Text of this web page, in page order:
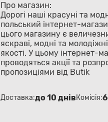
Про магазин:
Дорогі наші красуні та
польський інтернет-
цього магазину є
яскраві, модні та
якості. У цьому інтернет-
проводяться акції та
пропозиціями від Butik
Доставка:до 10 днівКомісія: